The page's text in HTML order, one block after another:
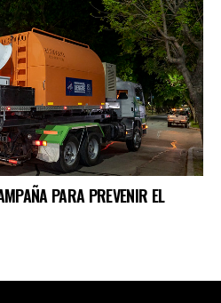
PARA PREVENIR EL